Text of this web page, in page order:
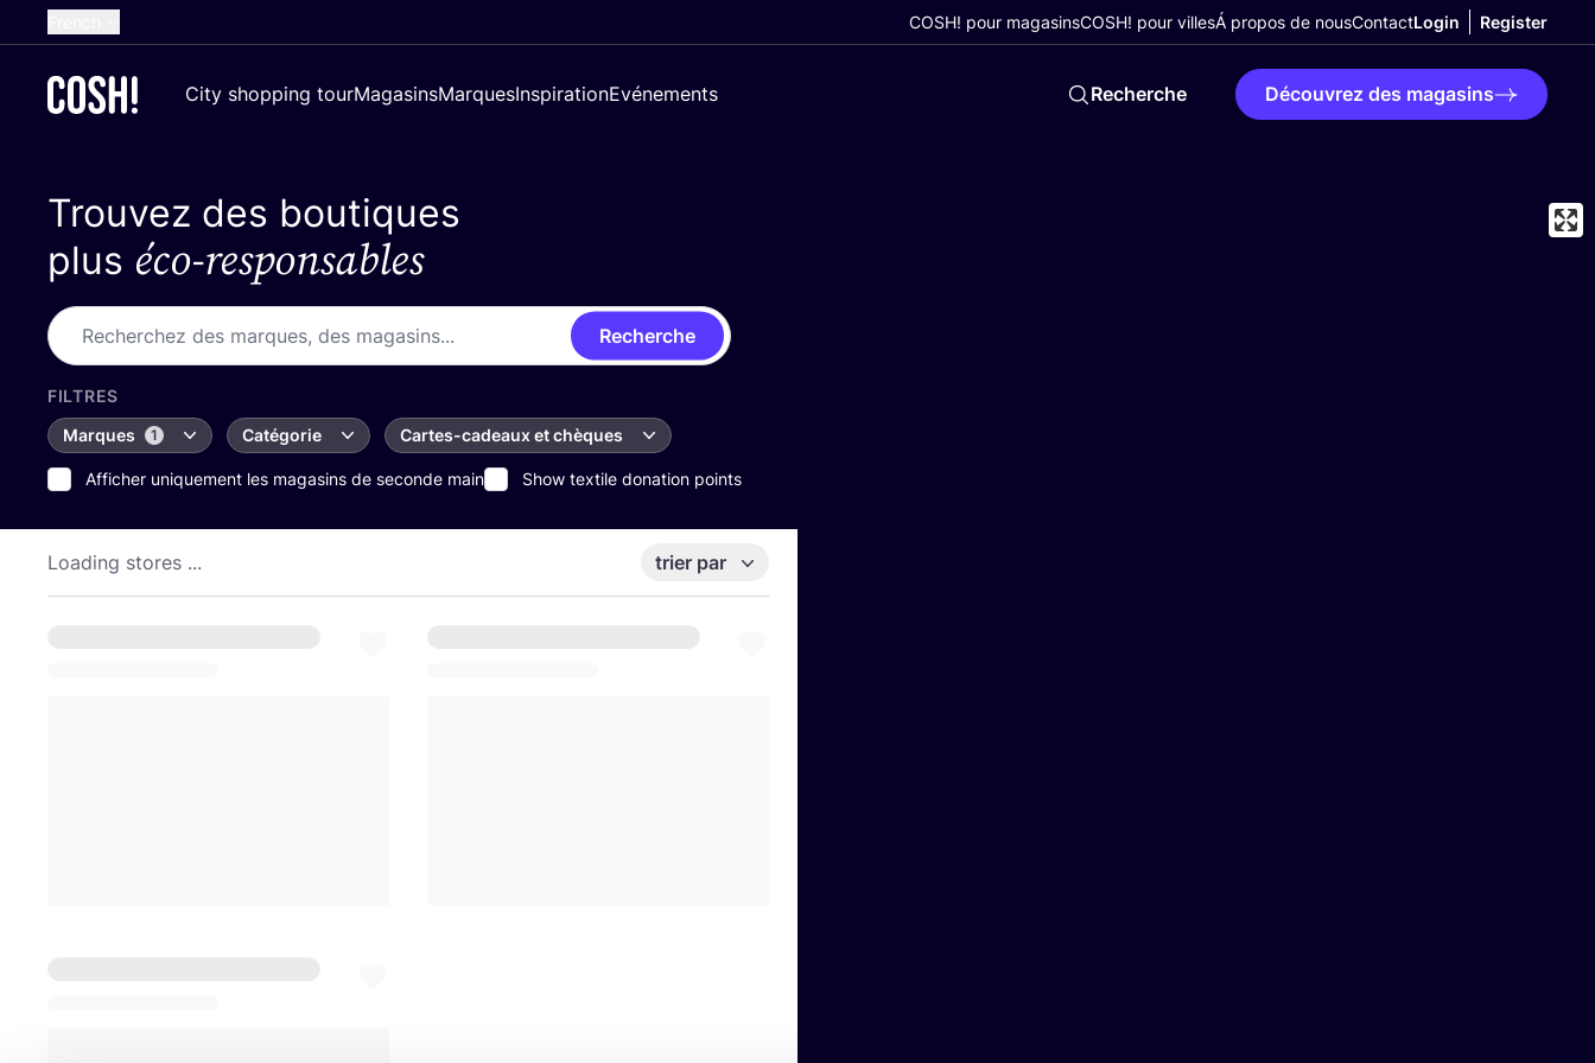
Dutch
German
Croatian
COSH! pour magasinsCOSH! pour villesÁ propos de nousContactLogin Register
City shopping tourMagasinsMarquesInspirationEvénements Recherche Découvrez des magasins
Trouvez des boutiques
plus éco-responsables
Recherche
FILTRES
Marques
1 Catégorie Cartes-cadeaux et chèques
Afficher uniquement les magasins de seconde main Show textile donation points
Loading stores ... trier par